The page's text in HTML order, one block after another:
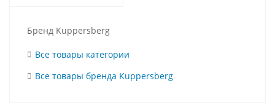
Бренд Kuppersberg
Все товары категории
Все товары бренда Kuppersberg